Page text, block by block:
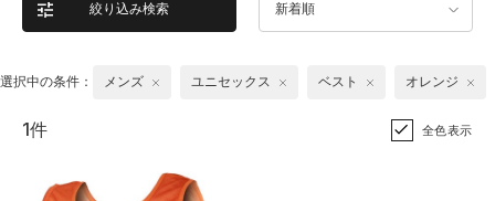
絞り込み検索 新着順
選択中の条件： メンズ ユニセックス ベスト オレンジ
1件 全色表示